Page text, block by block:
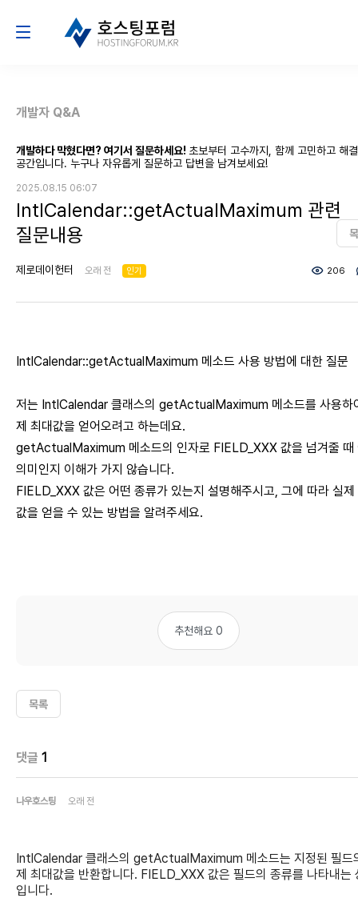
개발자 Q&A
개발하다 막혔다면? 여기서 질문하세요! 초보부터 고수까지, 함께 고민하고 해
공간입니다. 누구나 자유롭게 질문하고 답변을 남겨보세요!
2025.08.15 06:07
IntlCalendar::getActualMaximum 관련
질문내용
제로데이헌터 오래 전 인기 206
IntlCalendar::getActualMaximum 메소드 사용 방법에 대한 질문
저는 IntlCalendar 클래스의 getActualMaximum 메소드를 사용하
제 최대값을 얻어오려고 하는데요.
getActualMaximum 메소드의 인자로 FIELD_XXX 값을 넘겨줄 때
의미인지 이해가 가지 않습니다.
FIELD_XXX 값은 어떤 종류가 있는지 설명해주시고, 그에 따라 실제
값을 얻을 수 있는 방법을 알려주세요.
추천해요 0
목록
댓글 1
나우호스팅 오래 전
IntlCalendar 클래스의 getActualMaximum 메소드는 지정된 필드
제 최대값을 반환합니다. FIELD_XXX 값은 필드의 종류를 나타내는
입니다.